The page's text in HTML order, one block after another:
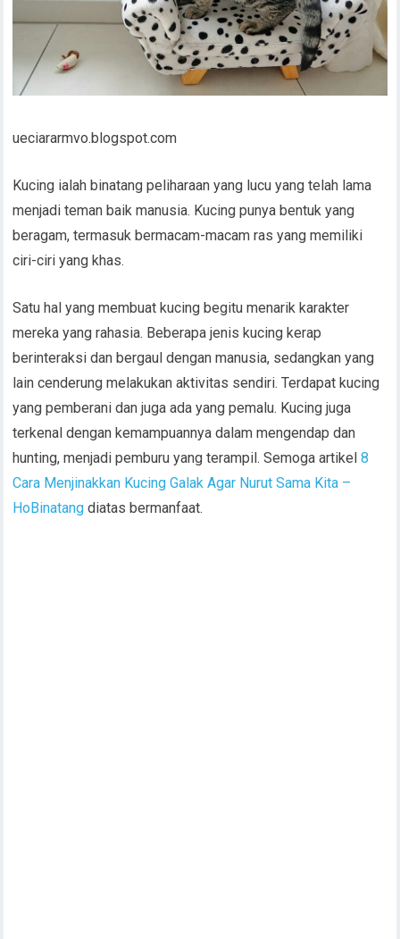
ueciararmvo.blogspot.com
Kucing ialah binatang peliharaan yang lucu yang telah lama
menjadi teman baik manusia. Kucing punya bentuk yang
beragam, termasuk bermacam-macam ras yang memiliki
ciri-ciri yang khas.
Satu hal yang membuat kucing begitu menarik karakter
mereka yang rahasia. Beberapa jenis kucing kerap
berinteraksi dan bergaul dengan manusia, sedangkan yang
lain cenderung melakukan aktivitas sendiri. Terdapat kucing
yang pemberani dan juga ada yang pemalu. Kucing juga
terkenal dengan kemampuannya dalam mengendap dan
hunting, menjadi pemburu yang terampil. Semoga artikel8
Cara Menjinakkan Kucing Galak Agar Nurut Sama Kita –
HoBinatangdiatas bermanfaat.